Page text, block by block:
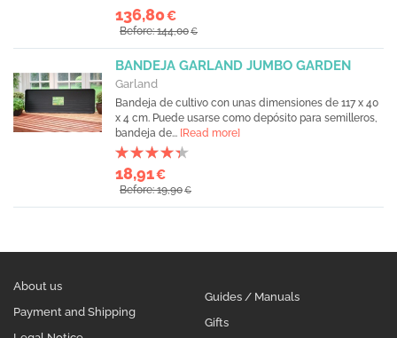
136,80€
Before: 144,00€
BANDEJA GARLAND JUMBO GARDEN
Garland
Bandeja de cultivo con unas dimensiones de 117 x 40
x 4 cm. Puede usarse como depósito para semilleros,
bandeja de... [Read more]
18,91€
Before: 19,90€
About us
Payment and Shipping
Guides / Manuals
Gifts